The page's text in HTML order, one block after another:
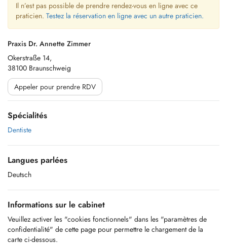
Il n’est pas possible de prendre rendez-vous en ligne avec ce
praticien. Testez la réservation en ligne avec un autre praticien.
Praxis Dr. Annette Zimmer
Okerstraße 14,
38100 Braunschweig
Appeler pour prendre RDV
Spécialités
Dentiste
Langues parlées
Deutsch
Informations sur le cabinet
Veuillez activer les "cookies fonctionnels" dans les "paramètres de
confidentialité" de cette page pour permettre le chargement de la
carte ci-dessous.